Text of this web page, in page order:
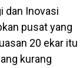
dan Inovasi
pusat yang
20 ekar itu
kurang